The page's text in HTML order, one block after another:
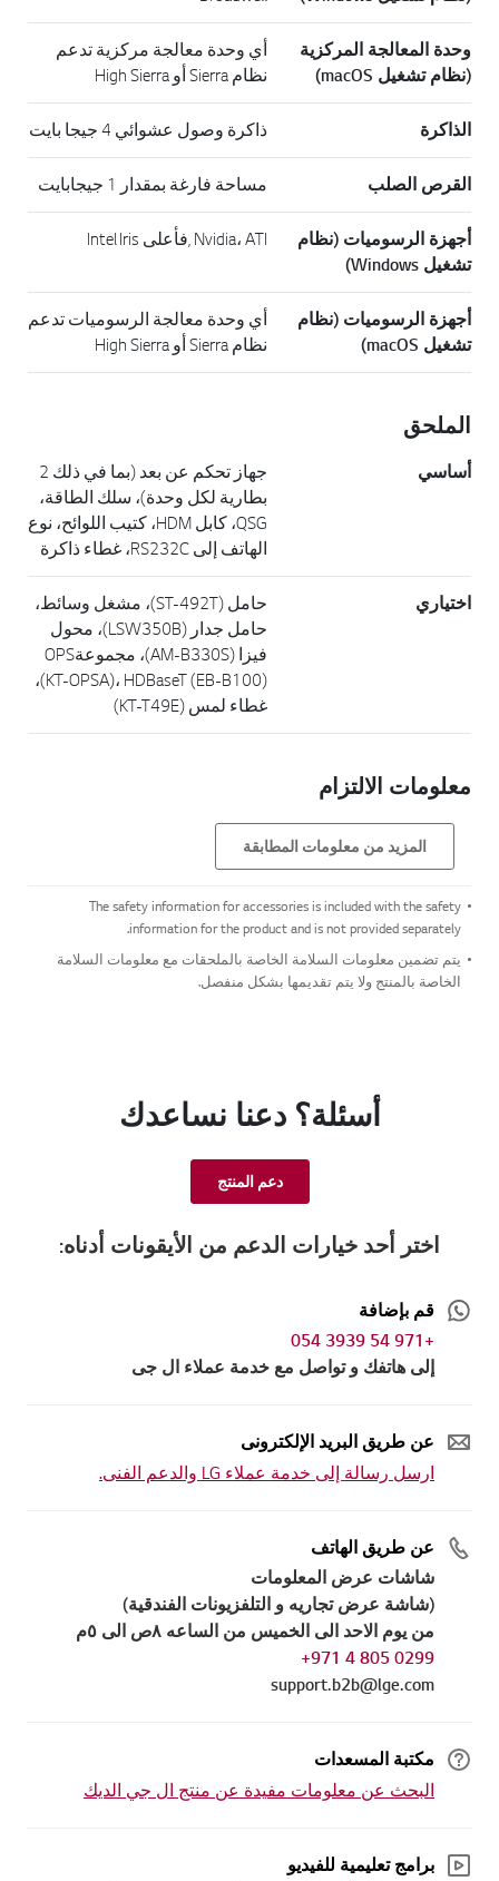
وحدة المعالجة المركزية
(نظام تشغيل macOS)
أي وحدة معالجة مركزية تدعم
نظام Sierra أو High Sierra
الذاكرة ذاكرة وصول عشوائي 4 جيجا بايت
القرص الصلب مساحة فارغة بمقدار 1 جيجابايت
أجهزة الرسوميات (نظام
تشغيل Windows)
Nvidia، ATI ,فأعلى Intel Iris
أجهزة الرسوميات (نظام
تشغيل macOS)
أي وحدة معالجة الرسوميات تدعم
نظام Sierra أو High Sierra
الملحق
أساسي
جهاز تحكم عن بعد (بما في ذلك 2
بطارية لكل وحدة)، سلك الطاقة،
QSG، كابل HDM، كتيب اللوائح، نوع
الهاتف إلى RS232C، غطاء ذاكرة
اختياري
حامل (ST-492T)، مشغل وسائط،
حامل جدار (LSW350B)، محول
فيزا (AM-B330S)، مجموعةOPS
(KT-OPSA)، HDBaseT (EB-B100)،
غطاء لمس (KT-T49E)
معلومات الالتزام
المزيد من معلومات المطابقة
The safety information for accessories is included with the safety
information for the product and is not provided separately.
يتم تضمين معلومات السلامة الخاصة بالملحقات مع معلومات السلامة
الخاصة بالمنتج ولا يتم تقديمها بشكل منفصل.
أسئلة؟ دعنا نساعدك
دعم المنتج
اختر أحد خيارات الدعم من الأيقونات أدناه:
قم بإضافة
+971 54 3939 054
إلى هاتفك و تواصل مع خدمة عملاء ال جى
عن طريق البريد الإلكترونى
ارسل رسالة إلى خدمة عملاء LG والدعم الفنى.
عن طريق الهاتف
شاشات عرض المعلومات
(شاشة عرض تجاريه و التلفزيونات الفندقية)
من يوم الاحد الى الخميس من الساعه ٨ص الى ٥م
0299 805 4 971+
support.b2b@lge.com
مكتبة المسعدات
البحث عن معلومات مفيدة عن منتج ال جي الديك
برامج تعليمية للفيديو